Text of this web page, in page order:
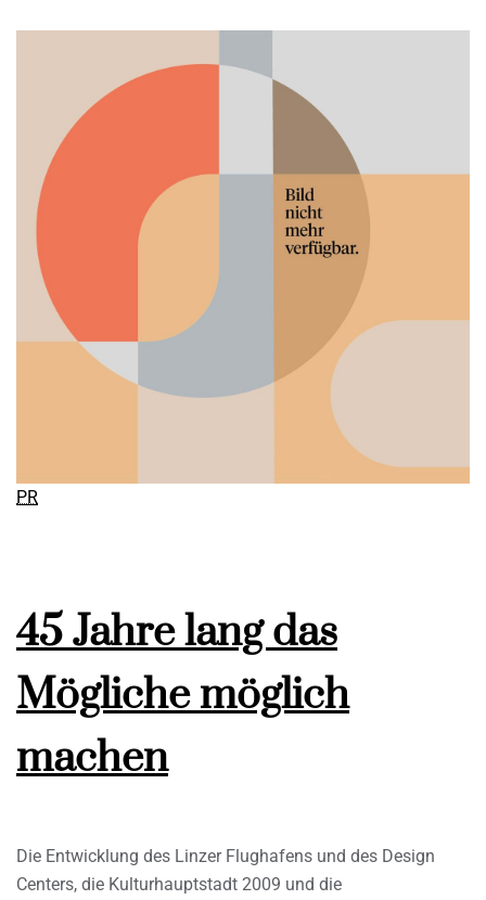
PR
45 Jahre lang das
Mögliche möglich
machen
Die Entwicklung des Linzer Flughafens und des Design
Centers, die Kulturhauptstadt 2009 und die